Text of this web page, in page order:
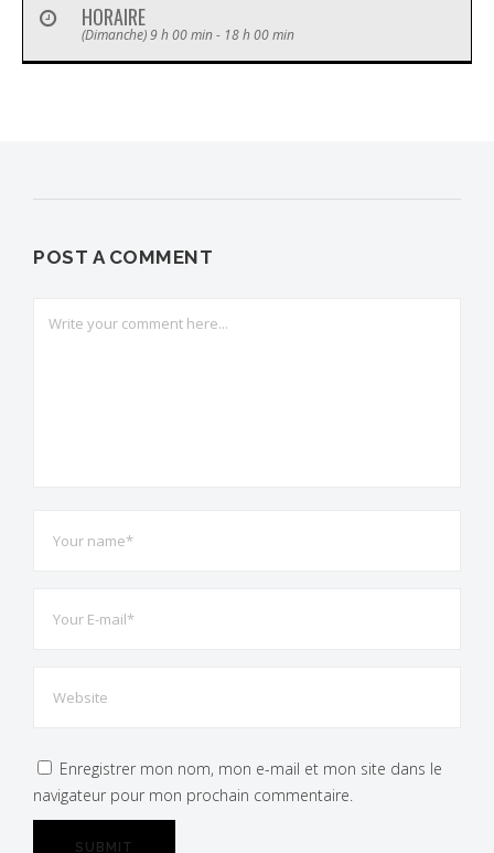
HORAIRE
(Dimanche) 9 h 00 min - 18 h 00 min
POST A COMMENT
Enregistrer mon nom, mon e-mail et mon site dans le
navigateur pour mon prochain commentaire.